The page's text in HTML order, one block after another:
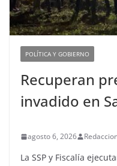
POLÍTICA Y GOBIERNO
Recuperan
invadido en
agosto 6, 2026
La SSP y Fiscalía